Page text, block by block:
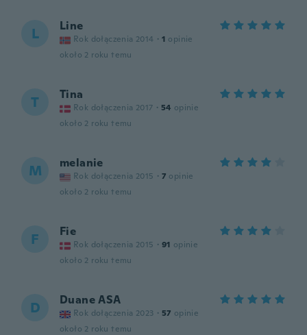
L Line
Rok dołączenia 2014 · 1 opinie
około 2 roku temu
T Tina
Rok dołączenia 2017 · 54 opinie
około 2 roku temu
M melanie
Rok dołączenia 2015 · 7 opinie
około 2 roku temu
F Fie
Rok dołączenia 2015 · 91 opinie
około 2 roku temu
D Duane ASA
Rok dołączenia 2023 · 57 opinie
około 2 roku temu